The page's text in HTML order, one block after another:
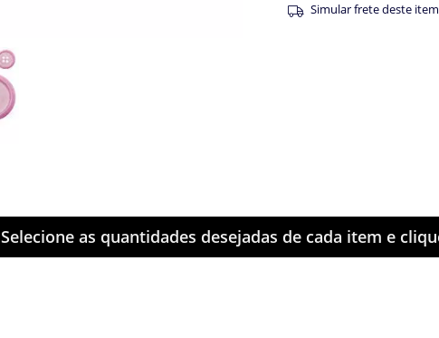
Simular frete deste item
Selecione as quantidades desejadas de cada item e